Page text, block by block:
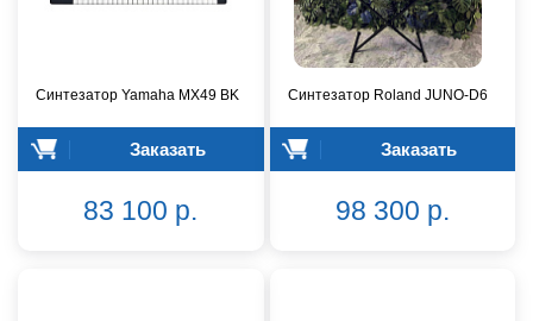
Синтезатор Yamaha MX49 BK
Заказать
83 100 р.
Синтезатор Roland JUNO-D6
Заказать
98 300 р.